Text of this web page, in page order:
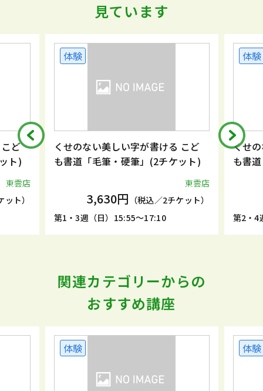
見ています
ど
ト)
東雲店
ト）
体験
くせのない美しい字が書ける こど
も書道「毛筆・硬筆」(2チケット)
東雲店
3,630円 （税込／2チケット）
第1・3週（日）15:55～17:10
体験
くせ
も書
第2・4
関連カテゴリーからの
おすすめ講座
体験 体験